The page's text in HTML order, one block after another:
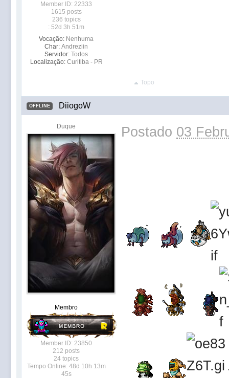
Member ID: 22333
1615 posts
236 topics
: 52d 3h 51m
Vocação: Nenhuma
Char: Andreziin
Servidor: Todos
Localização: Curitiba - PR
Topo
OFFLINE DiiogoW
Duque
Membro
Member ID: 23850
212 posts
24 topics
Tempo Online: 48d 10h 13m
45s
Postado 03